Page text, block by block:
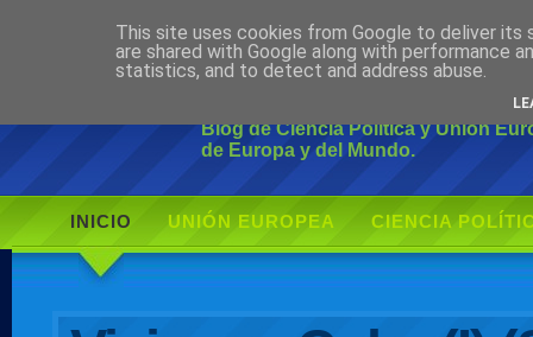
Ciudadano
Blog de Ciencia Política y Unión
de Europa y del Mundo.
INICIO UNIÓN EUROPEA CIENCIA
This site uses cookies from Google to deliver its
are shared with Google along with performance
statistics, and to detect and address abuse.